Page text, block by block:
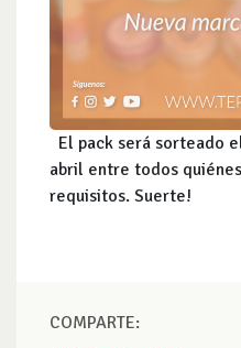
El pack será sorteado
abril entre todos
requisitos. Suerte!
COMPARTE: